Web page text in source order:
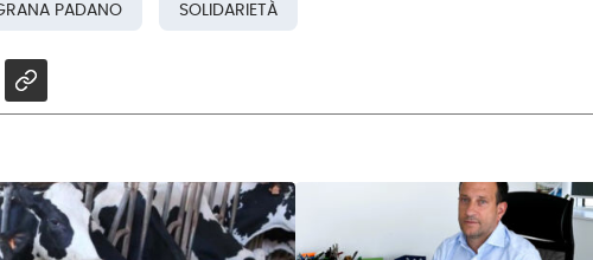
PADANO SOLIDARIETÀ